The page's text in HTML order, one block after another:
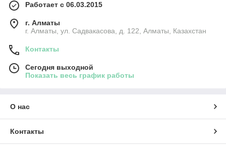
Работает с 06.03.2015
г. Алматы
г. Алматы, ул. Садвакасова, д. 122, Алматы, Казахстан
Контакты
Сегодня выходной
Показать весь график работы
О нас
Контакты